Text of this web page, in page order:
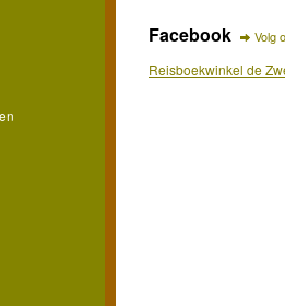
Facebook Volg
Reisboekwinkel de